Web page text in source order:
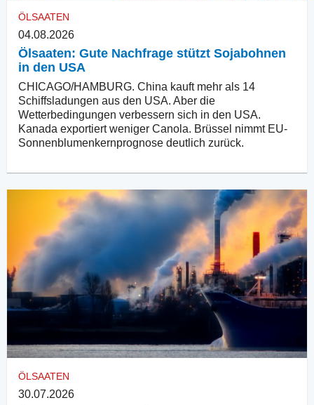
ÖLSAATEN
04.08.2026
Ölsaaten: Gute Nachfrage stützt Sojabohnen
in den USA
CHICAGO/HAMBURG. China kauft mehr als 14
Schiffsladungen aus den USA. Aber die
Wetterbedingungen verbessern sich in den USA.
Kanada exportiert weniger Canola. Brüssel nimmt EU-
Sonnenblumenkernprognose deutlich zurück.
ÖLSAATEN
30.07.2026